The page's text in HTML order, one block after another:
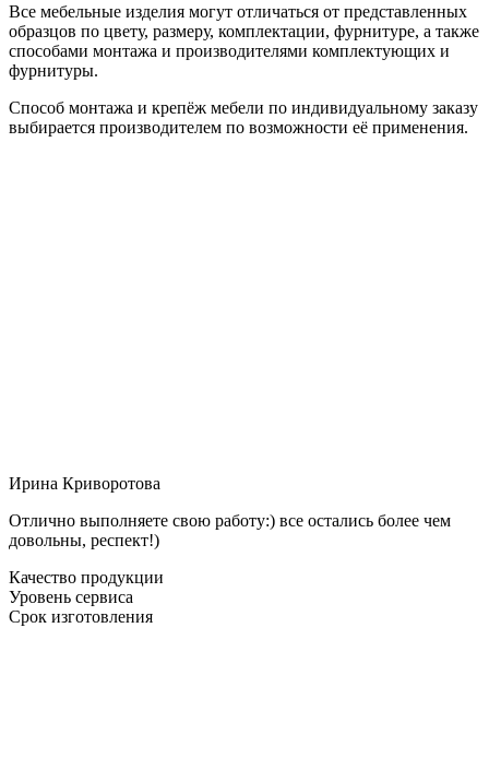
Все мебельные изделия могут отличаться от представленных
образцов по цвету, размеру, комплектации, фурнитуре, а также
способами монтажа и производителями комплектующих и
фурнитуры.
Способ монтажа и крепёж мебели по индивидуальному заказу
выбирается производителем по возможности её применения.
Ирина Криворотова
Отлично выполняете свою работу:) все остались более чем
довольны, респект!)
Качество продукции
Уровень сервиса
Срок изготовления